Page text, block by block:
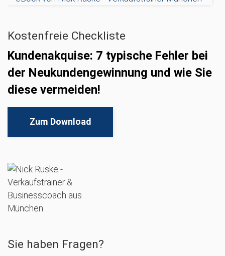
Kostenfreie Checkliste
Kundenakquise: 7 typische Fehler bei
der Neukundengewinnung und wie Sie
diese vermeiden!
Zum Download
Sie haben Fragen?